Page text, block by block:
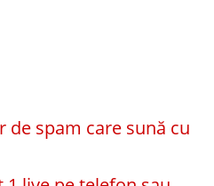
de spam care sună cu